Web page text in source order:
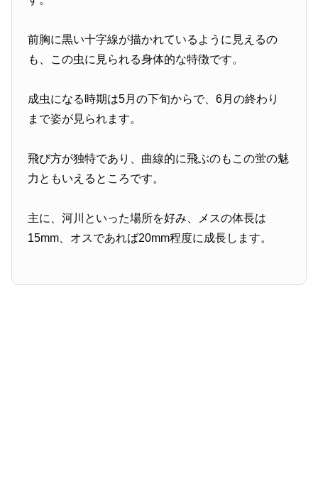
前胸に黒い十字線が描かれているように見えるの
も、この虫に見られる身体的な特徴です。
成虫になる時期は5月の下旬からで、6月の終わり
まで姿が見られます。
飛び方が独特であり、曲線的に飛ぶのもこの蛍の魅
力ともいえるところです。
主に、河川といった場所を好み、メスの体長は
15mm、オスであれば20mm程度に成長します。